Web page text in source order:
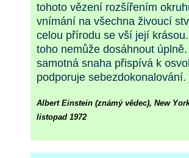
tohoto vězení rozšířením
vnímání na všechna živoucí
celou přírodu se vší její
toho nemůže dosáhnout úplně.
samotná snaha přispívá k
podporuje sebezdokonalování.
Albert Einstein (známý vědec), New
listopad 1972